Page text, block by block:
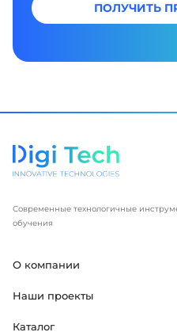
ПОЛУЧИТЬ
Современные технологичные
обучения
О компании
Наши проекты
Каталог